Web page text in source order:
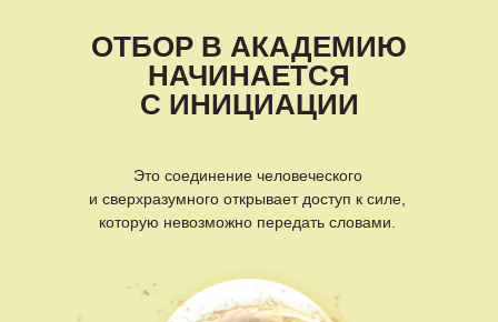
ОТБОР В АКАДЕМИЮ
НАЧИНАЕТСЯ
С ИНИЦИАЦИИ
Это соединение человеческого
и сверхразумного открывает доступ к силе,
которую невозможно передать словами.